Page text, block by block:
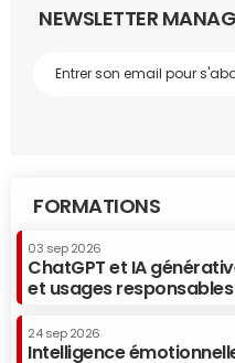
NEWSLETTER
FORMATIONS
03 sep 2026
ChatGPT et IA
et usages responsables
24 sep 2026
Intelligence